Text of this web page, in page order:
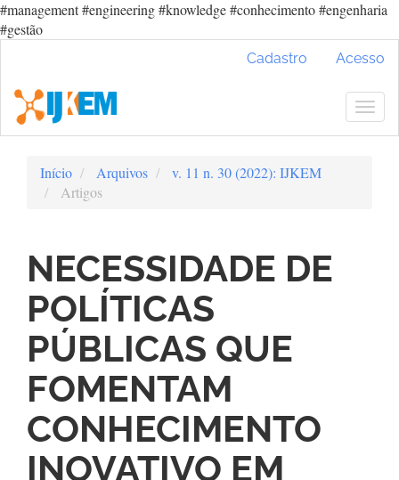
#management #engineering #knowledge #conhecimento #engenharia
#gestão
Conteúdo
principal
Barra
Cadastro Acesso
Início Arquivos
v. 11 n. 30 (2022): IJKEM
Artigos
NECESSIDADE DE
POLÍTICAS
PÚBLICAS QUE
FOMENTAM
CONHECIMENTO
INOVATIVO EM